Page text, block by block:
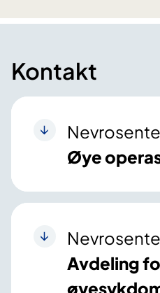
Kontakt
Øye
Avdeling